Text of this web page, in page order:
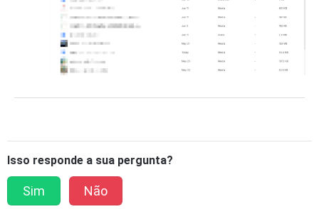
Isso responde a sua pergunta?
Sim Não